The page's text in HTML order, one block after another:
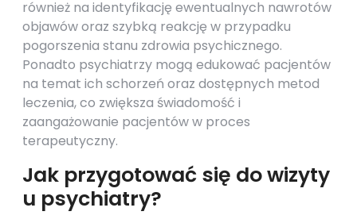
również na identyfikację ewentualnych nawrotów
objawów oraz szybką reakcję w przypadku
pogorszenia stanu zdrowia psychicznego.
Ponadto psychiatrzy mogą edukować pacjentów
na temat ich schorzeń oraz dostępnych metod
leczenia, co zwiększa świadomość i
zaangażowanie pacjentów w proces
terapeutyczny.
Jak przygotować się do wizyty
u psychiatry?